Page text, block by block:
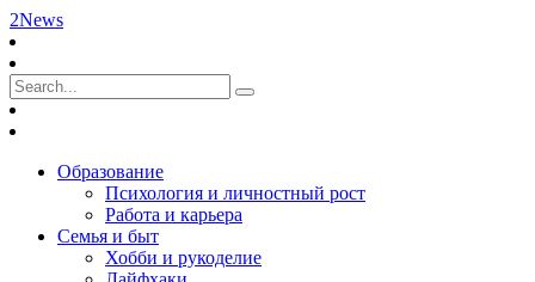
2News
Образование
Психология и личностный рост
Работа и карьера
Семья и быт
Хобби и рукоделие